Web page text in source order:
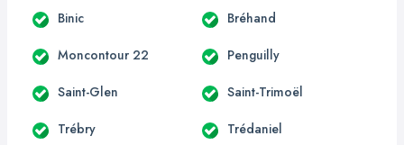
Binic Bréhand
Moncontour 22 Penguilly
Saint-Glen Saint-Trimoël
Trébry Trédaniel